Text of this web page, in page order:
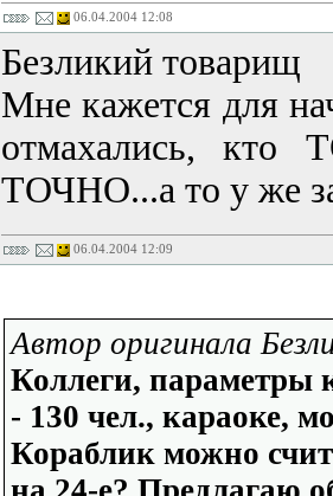
06.04.2004 12:08
Безликий товарищ
Мне кажется для
отмахались,
ТОЧНО...а то у же
06.04.2004 12:09
Автор оригинала
Коллеги, параметры
- 130 чел., караоке,
Кораблик можно